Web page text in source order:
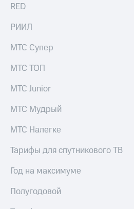
Описание
Еврооблигации-2023
Уведомление
о
именных
Другое
Регистратор
Контакты
деловая этика
RED
РИИЛ
МТС Супер
МТС ТОП
МТС Junior
МТС Мудрый
МТС Налегке
Тарифы для спутникового ТВ
Год на максимуме
Полугодовой